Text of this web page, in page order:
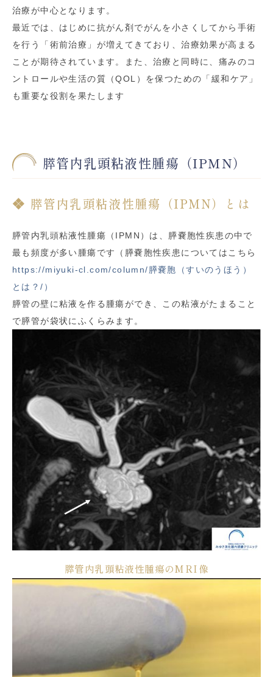
治療が中心となります。
最近では、はじめに抗がん剤でがんを小さくしてから手術
を行う「術前治療」が増えてきており、治療効果が高まる
ことが期待されています。また、治療と同時に、痛みのコ
ントロールや生活の質（QOL）を保つための「緩和ケア」
も重要な役割を果たします
膵管内乳頭粘液性腫瘍（IPMN）
膵管内乳頭粘液性腫瘍（IPMN）とは
膵管内乳頭粘液性腫瘍（IPMN）は、膵嚢胞性疾患の中で
最も頻度が多い腫瘍です（膵嚢胞性疾患についてはこちら
https://miyuki-cl.com/column/膵嚢胞（すいのうほう）
とは？/）
膵管の壁に粘液を作る腫瘍ができ、この粘液がたまること
で膵管が袋状にふくらみます。
膵管内乳頭粘液性腫瘍のMRI像